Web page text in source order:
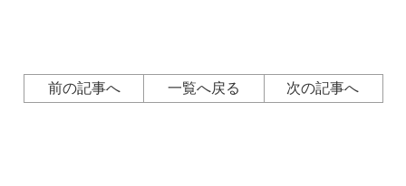
前の記事へ 一覧へ戻る 次の記事へ